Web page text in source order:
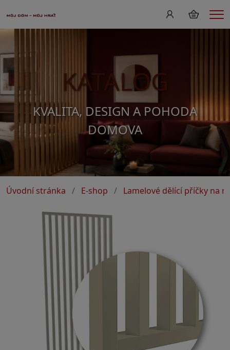
KATALOG
KVALITA, DESIGN A POHODA
DOMOVA
Úvodní stránka E-shop Lamelové dělící příčky na